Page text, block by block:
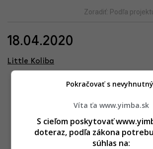
Zoradiť: Podľa
18.04.2020
Little Koliba
Víta ťa www.yimba.sk
S cieľom poskytovať
doteraz, podľa zákona
súhlas na:
Pokračovať s